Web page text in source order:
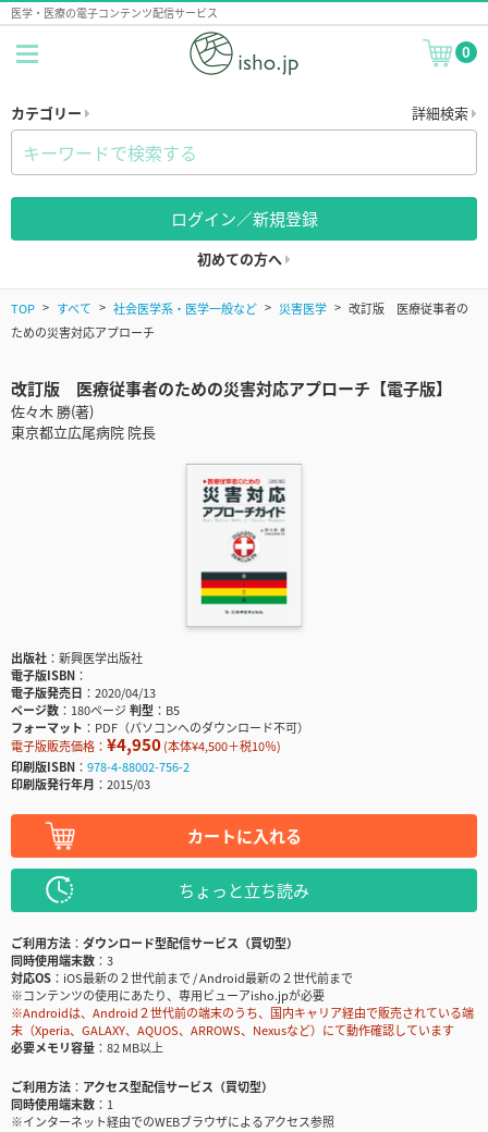
医学・医療の電子コンテンツ配信サービス
0
カテゴリー 詳細検索
ログイン／新規登録
初めての方へ
TOP すべて 社会医学系・医学一般など 災害医学
改訂版 医療従事者の
ための災害対応アプローチ
改訂版 医療従事者のための災害対応アプローチ【電子版】
佐々木 勝(著)
東京都立広尾病院 院長
出版社
新興医学出版社
電子版ISBN
電子版発売日
2020/04/13
ページ数
180ページ判型
B5
フォーマット
PDF（パソコンへのダウンロード不可）
電子版販売価格： ¥4,950(本体¥4,500＋税10％)
印刷版ISBN
978-4-88002-756-2
印刷版発行年月
2015/03
カートに入れる
ちょっと立ち読み
ご利用方法
ダウンロード型配信サービス（買切型）
同時使用端末数
3
対応OS
iOS最新の２世代前まで / Android最新の２世代前まで
※コンテンツの使用にあたり、専用ビューアisho.jpが必要
※Androidは、Android２世代前の端末のうち、国内キャリア経由で販売されている端
末（Xperia、GALAXY、AQUOS、ARROWS、Nexusなど）にて動作確認しています
必要メモリ容量
82 MB以上
ご利用方法
アクセス型配信サービス（買切型）
同時使用端末数
1
※インターネット経由でのWEBブラウザによるアクセス参照